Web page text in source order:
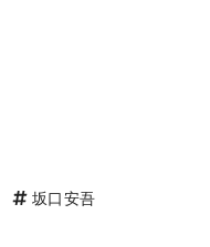
坂口安吾